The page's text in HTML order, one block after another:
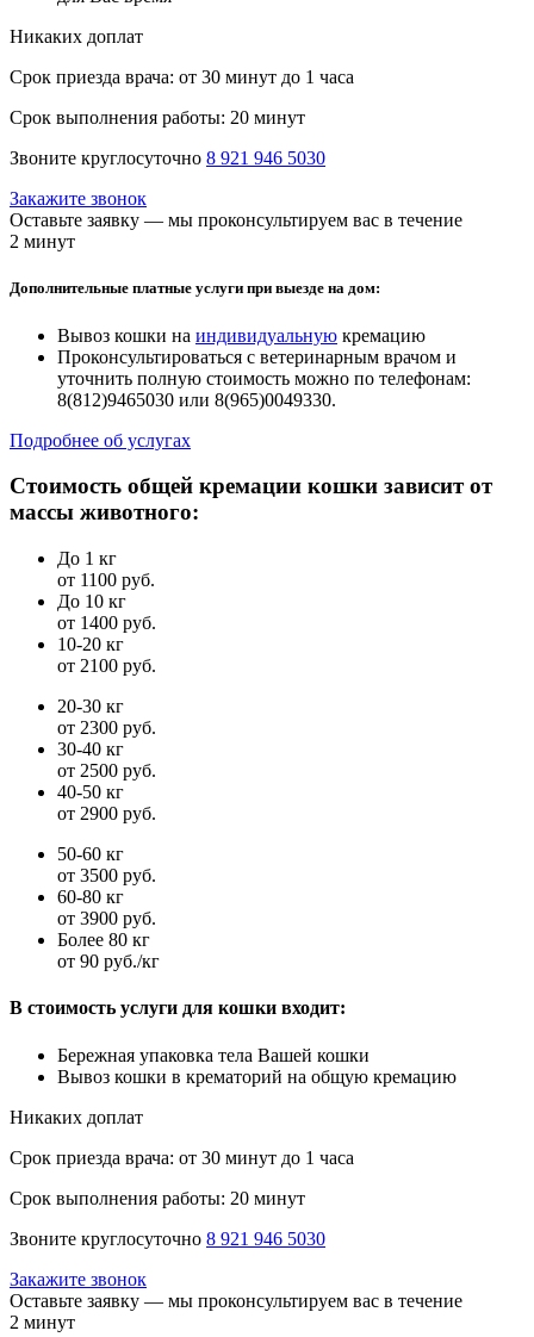
Никаких доплат
Срок приезда врача: от 30 минут до 1 часа
Срок выполнения работы: 20 минут
Звоните круглосуточно 8 921 946 5030
Закажите звонок
Оставьте заявку — мы проконсультируем вас в течение
2 минут
Дополнительные платные услуги при выезде на дом:
Вывоз кошки на индивидуальную кремацию
Проконсультироваться с ветеринарным врачом и
уточнить полную стоимость можно по телефонам:
8(812)9465030 или 8(965)0049330.
Подробнее об услугах
Стоимость общей кремации кошки зависит от
массы животного:
До 1 кг
от 1100 руб.
До 10 кг
от 1400 руб.
10-20 кг
от 2100 руб.
20-30 кг
от 2300 руб.
30-40 кг
от 2500 руб.
40-50 кг
от 2900 руб.
50-60 кг
от 3500 руб.
60-80 кг
от 3900 руб.
Более 80 кг
от 90 руб./кг
В стоимость услуги для кошки входит:
Бережная упаковка тела Вашей кошки
Вывоз кошки в крематорий на общую кремацию
Никаких доплат
Срок приезда врача: от 30 минут до 1 часа
Срок выполнения работы: 20 минут
Звоните круглосуточно 8 921 946 5030
Закажите звонок
Оставьте заявку — мы проконсультируем вас в течение
2 минут